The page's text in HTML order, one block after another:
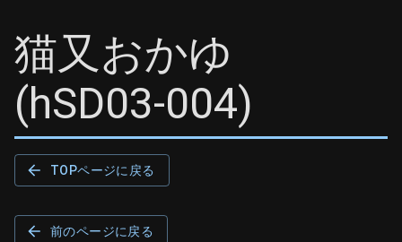
猫又おかゆ
(hSD03-004)
TOPページに戻る
前のページに戻る